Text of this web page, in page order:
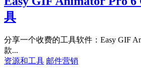
具
分享一个收费的工具软件：Easy GIF
款...
资源和工具 邮件营销